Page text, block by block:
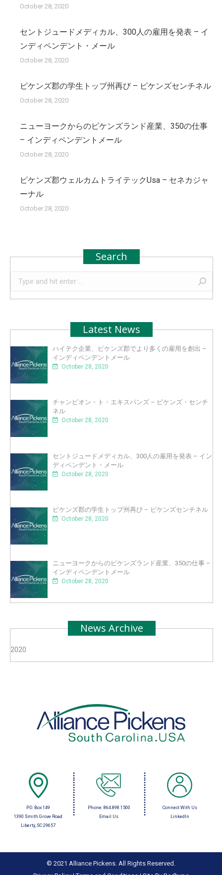
October 28, 2020
セントジュードメディカル、300人の雇用を発表 – イ
ンディペンデント・メール
October 28, 2020
ピケンズ郡の学生トップ州再び – ピケンズセンチネル
October 28, 2020
ニューヨークからのピケンズランド産業、350の仕事
– インディペンデントメール
October 28, 2020
ピケンズ郡ウェルカムトライテックUsa – セネカジャ
ーナル
October 28, 2020
Search
Search:
Latest News
ハイテク企業、ピケンズ郡でより多くの雇用を創出 –
インディペンデントメール
October 28, 2020
チャンピオン・ト・エキスパンズ – ピケンズ・センチ
ネル
October 28, 2020
セントジュードメディカル、300人の雇用を発表 – イン
ディペンデント・メール
October 28, 2020
ピケンズ郡の学生トップ州再び – ピケンズセンチネル
October 28, 2020
ニューヨークからのピケンズランド産業、350の仕事 –
インディペンデントメール
October 28, 2020
News Archive
2020
P.O. Box 149
1390 Smith Grove Road
Liberty, SC 29657
Phone: 864.898.1500
Email Us
Connect With Us
LinkedIn
© 2021 Alliance Pickens. All Rights Reserved.